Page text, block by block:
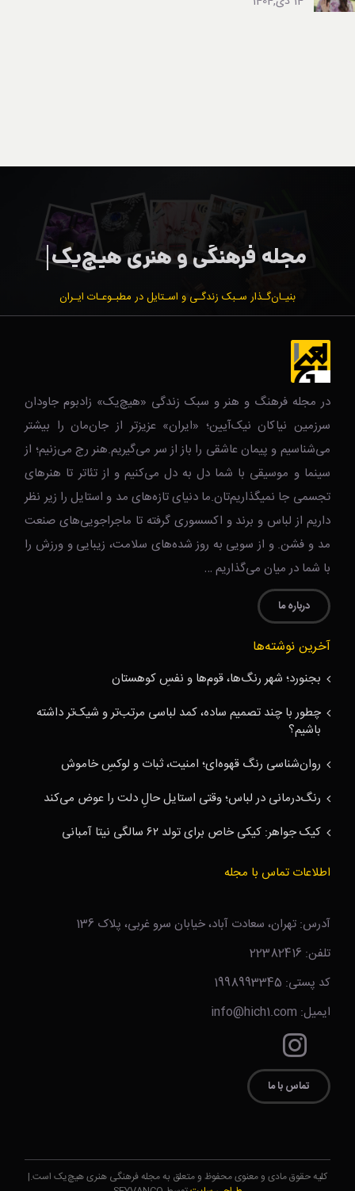
بنیـان‌گـذار سـبک زندگـی و اسـتایل در مطبـوعـات ایـران
در مجله فرهنگ و هنر و سبک زندگی‌ «هیچ‌یک» زادبوم جاودان
سرزمین نیاکان نیک‌‌‌آیین؛ «ایران» عزیزتر از جان‌مان را بیشتر
می‌شناسیم و پیمان عاشقی را باز از سر می‌گیریم.هنر رج می‌زنیم؛ از
سینما و موسیقی با شما دل به دل می‌کنیم و از تئاتر تا هنرهای
تجسمی جا نمیگذاریم‌تان.ما دنیای تازه‌های مد و استایل را زیر نظر
داریم از لباس و برند و اکسسوری گرفته تا ماجراجویی‌های صنعت
مد و فشن. و از سویی به روز شده‌های سلامت، زیبایی و ورزش را
با شما در میان می‌گذاریم …
درباره ما
آخرین نوشته‌ها
بجنورد؛ شهر رنگ‌ها، قوم‌ها و نفسِ کوهستان
چطور با چند تصمیم ساده، کمد لباسی مرتب‌تر و شیک‌تر داشته
باشیم؟
روان‌شناسی رنگ قهوه‌ای؛ امنیت، ثبات و لوکسِ خاموش
رنگ‌درمانی در لباس؛ وقتی استایل حالِ دلت را عوض می‌کند
کیک جواهر: کیکی خاص برای تولد ۶۲ سالگی نیتا آمبانی
اطلاعات تماس با مجله
آدرس: تهران، سعادت آباد، خیابان سرو غربی، پلاک 136
تلفن: 22382416
کد پستی: 1998993345
ایمیل: info@hich1.com
تماس با ما
کلیه حقوق مادی و معنوی محفوظ و متعلق به مجله فرهنگی هنری هیچ‌یک است.|